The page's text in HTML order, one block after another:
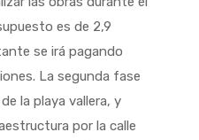
es de 2,9
se irá pagando
La segunda fase
la playa vallera, y
por la calle